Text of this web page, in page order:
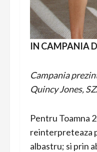
IN CAMPANIA
Campania
Quincy Jones,
Pentru Toamna
reinterpreteaza
albastru; si prin